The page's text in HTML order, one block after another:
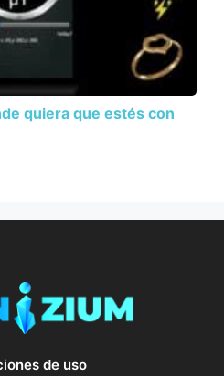
quiera que estés con
de uso